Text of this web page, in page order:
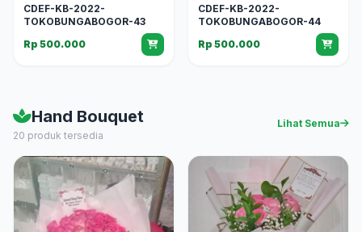
CDEF-KB-2022-
TOKOBUNGABOGOR-43
Rp 500.000
CDEF-KB-2022-
TOKOBUNGABOGOR-44
Rp 500.000
Hand Bouquet
20 produk tersedia
Lihat Semua